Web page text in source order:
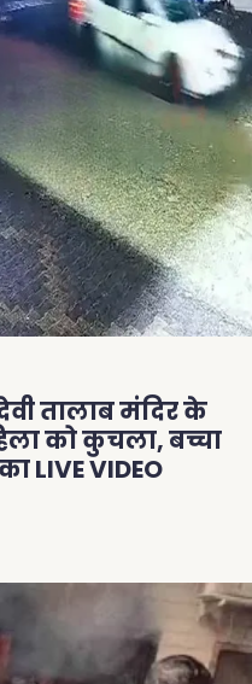
तालाब मंदिर के
को कुचला, बच्चा
LIVE VIDEO